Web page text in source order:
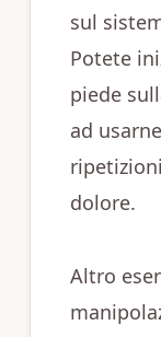
sul
Potete
piede
ad
dolore.
Altro